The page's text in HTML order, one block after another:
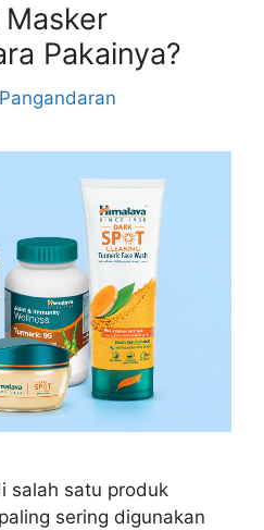
Pakainya?
Pangandaran
salah satu produk
sering digunakan